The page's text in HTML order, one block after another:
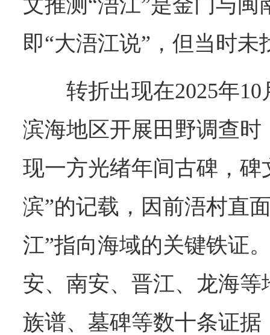
文推测“浯江”是金门与
即“大浯江说”，但当时未
转折出现在2025年
滨海地区开展田野调查
现一方光绪年间古碑，碑
滨”的记载，因前浯村直
江”指向海域的关键铁证
安、南安、晋江、龙海
族谱、墓碑等数十条证据